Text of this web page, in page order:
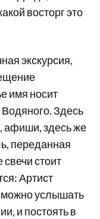
восторг это
экскурсия,
имя носит
Здесь
афиши, здесь же
переданная
свечи стоит
Артист
услышать
и постоять в